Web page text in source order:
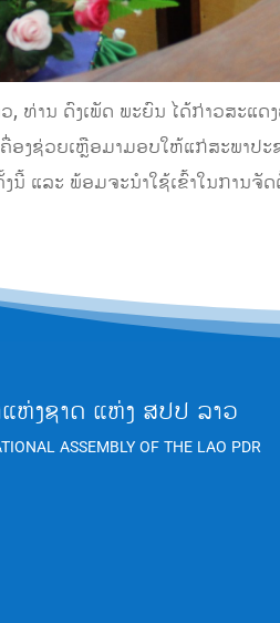
ານ ດົງເພັດ ພະຍົນ ໄດ້ກ່າວສະແດ
ຄື່ອງຊ່ວຍເຫຼືອມາມອບໃຫ້ແກ່ສະພາປ
ນີ້ ແລະ ພ້ອມຈະນໍາໃຊ້ເຂົ້າໃນການ
ຫ່ງຊາດ ແຫ່ງ ສປປ ລາວ
ASSEMBLY OF THE LAO PDR